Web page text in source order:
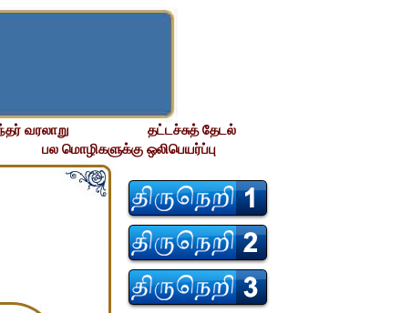
வரலாறு
தட்டச்சுத் தேடல்
பல மொழிகளுக்கு ஒலிபெயர்ப்பு